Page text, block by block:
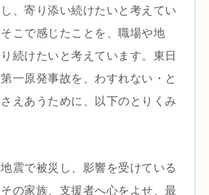
、寄り添い続けたいと考えてい
こで感じたことを、職場や地
続けたいと考えています。東日
一原発事故を、わすれない・と
えあうために、以下のとりくみ
震で被災し、影響を受けている
の家族、支援者へ心をよせ、最